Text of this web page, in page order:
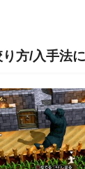
り方/入手法